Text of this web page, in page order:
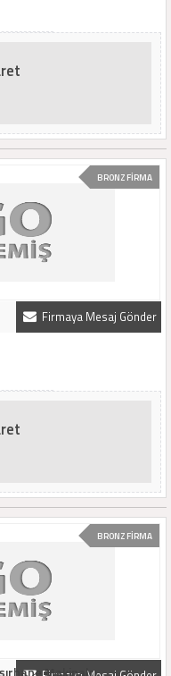
BRONZ FİRMA
Firmaya Mesaj Gönder
BRONZ FİRMA
Makinalrı